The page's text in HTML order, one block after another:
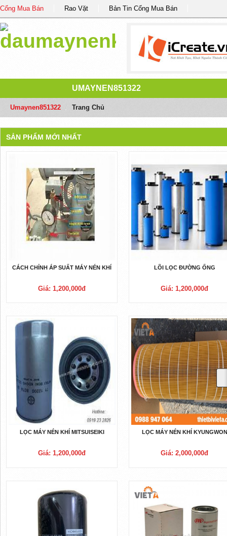
Cổng Mua Bán Rao Vặt Bản Tin Cổng Mua Bán
UMAYNEN851322
Umaynen851322 Trang Chủ
SẢN PHẨM MỚI NHẤT
CÁCH CHỈNH ÁP SUẤT MÁY NÉN KHÍ
Giá: 1,200,000đ
LÕI LỌC ĐƯỜNG ỐNG
Giá: 1,200,000đ
LỌC MÁY NÉN KHÍ MITSUISEIKI
Giá: 1,200,000đ
LỌC MÁY NÉN KHÍ KYUNGWON
Giá: 2,000,000đ